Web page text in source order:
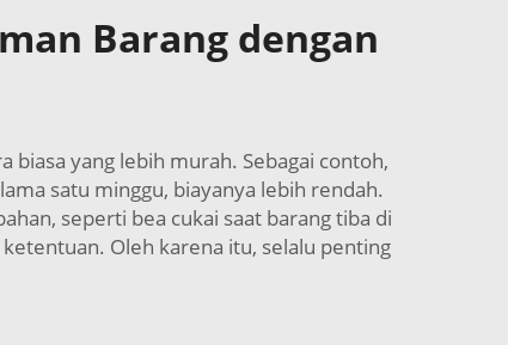
Barang dengan
biasa yang lebih murah. Sebagai contoh,
satu minggu, biayanya lebih rendah.
seperti bea cukai saat barang tiba di
Oleh karena itu, selalu penting